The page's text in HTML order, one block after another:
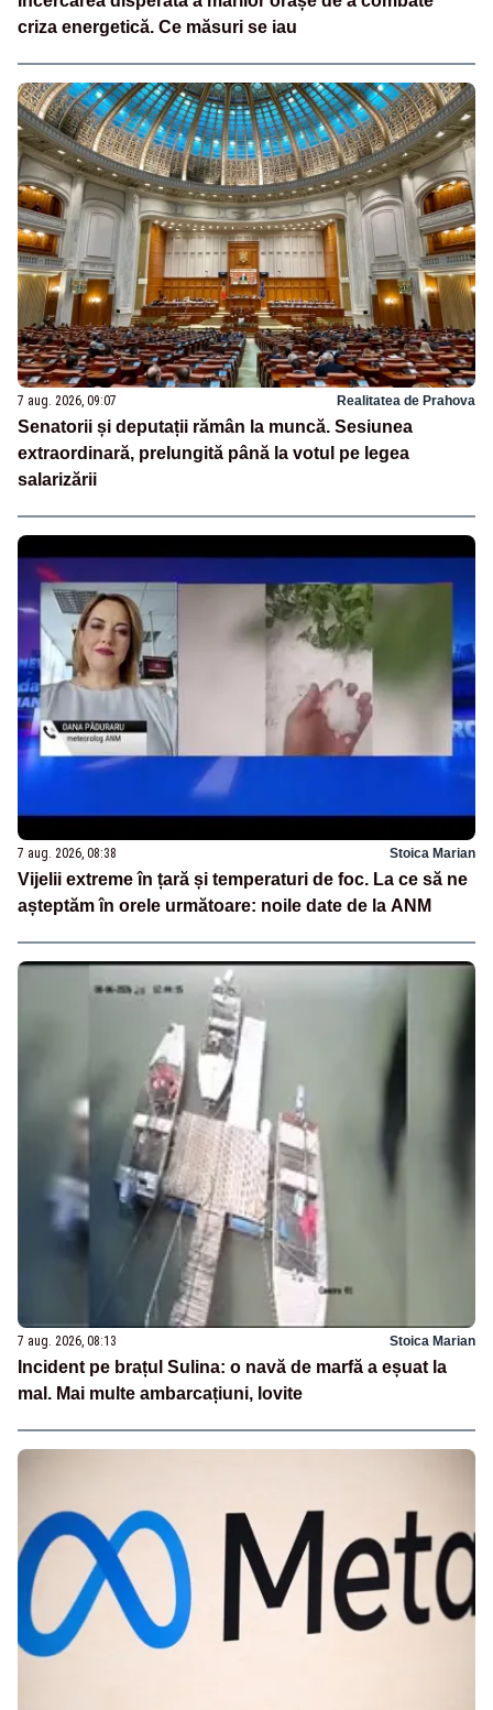
criza energetică. Ce măsuri se iau
7 aug. 2026, 09:07 Realitatea de Prahova
Senatorii și deputații rămân la muncă. Sesiunea
extraordinară, prelungită până la votul pe legea
salarizării
7 aug. 2026, 08:38 Stoica Marian
Vijelii extreme în țară și temperaturi de foc. La ce să ne
așteptăm în orele următoare: noile date de la ANM
7 aug. 2026, 08:13 Stoica Marian
Incident pe brațul Sulina: o navă de marfă a eșuat la
mal. Mai multe ambarcațiuni, lovite